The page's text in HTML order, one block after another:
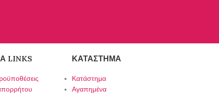
LINKS ΚΑΤΆΣΤΗΜΑ
Κατάστημα
Αγαπημένα